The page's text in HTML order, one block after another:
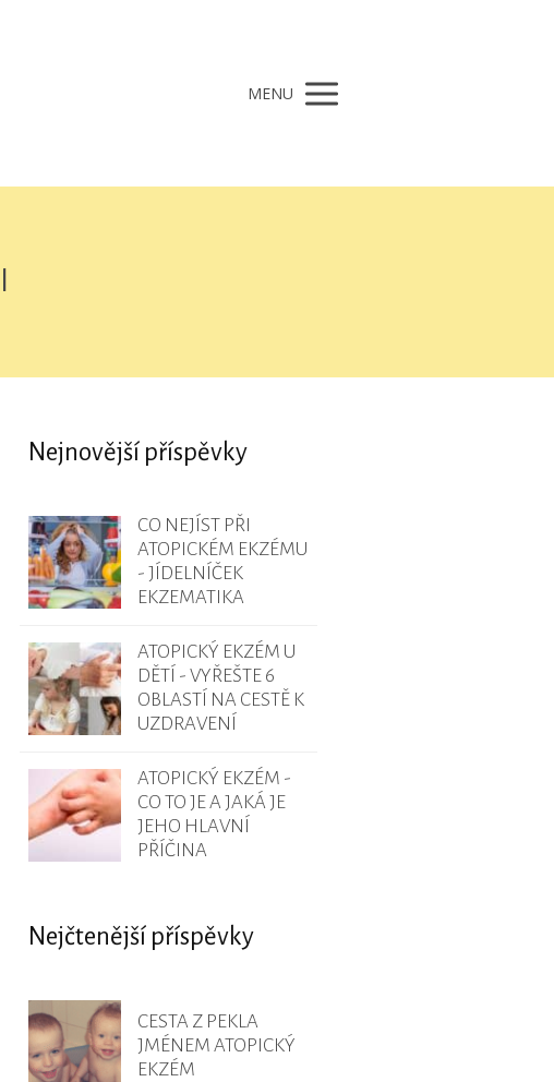
MENU
Nejnovější příspěvky
CO NEJÍST PŘI
ATOPICKÉM EKZÉMU
- JÍDELNÍČEK
EKZEMATIKA
ATOPICKÝ EKZÉM U
DĚTÍ - VYŘEŠTE 6
OBLASTÍ NA CESTĚ K
UZDRAVENÍ
ATOPICKÝ EKZÉM -
CO TO JE A JAKÁ JE
JEHO HLAVNÍ
PŘÍČINA
Nejčtenější příspěvky
CESTA Z PEKLA
JMÉNEM ATOPICKÝ
EKZÉM